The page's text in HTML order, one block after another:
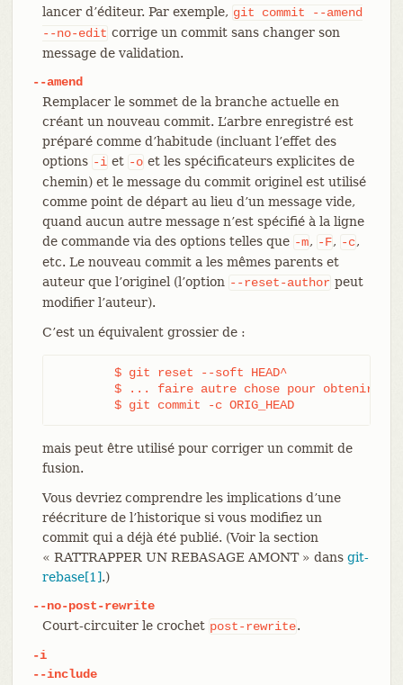
lancer d’éditeur. Par exemple, git commit
--amend
--no-edit corrige un commit sans changer son
message de validation.
--amend
Remplacer le sommet de la branche actuelle en
créant un nouveau commit. L’arbre enregistré est
préparé comme d’habitude (incluant l’effet des
options -i et -o et les spécificateurs explicites de
chemin) et le message du commit originel est utilisé
comme point de départ au lieu d’un message vide,
quand aucun autre message n’est spécifié à la ligne
de commande via des options telles que -m, -F, -c,
etc. Le nouveau commit a les mêmes parents et
auteur que l’originel (l’option --reset-author peut
modifier l’auteur).
C’est un équivalent grossier de :
	$ git commit -c ORIG_HEAD
mais peut être utilisé pour corriger un commit de
fusion.
Vous devriez comprendre les implications d’une
réécriture de l’historique si vous modifiez un
commit qui a déjà été publié. (Voir la section
« RATTRAPPER UN REBASAGE AMONT » dans git-
rebase[1].)
--no-post-rewrite
Court-circuiter le crochet post-rewrite.
-i
--include